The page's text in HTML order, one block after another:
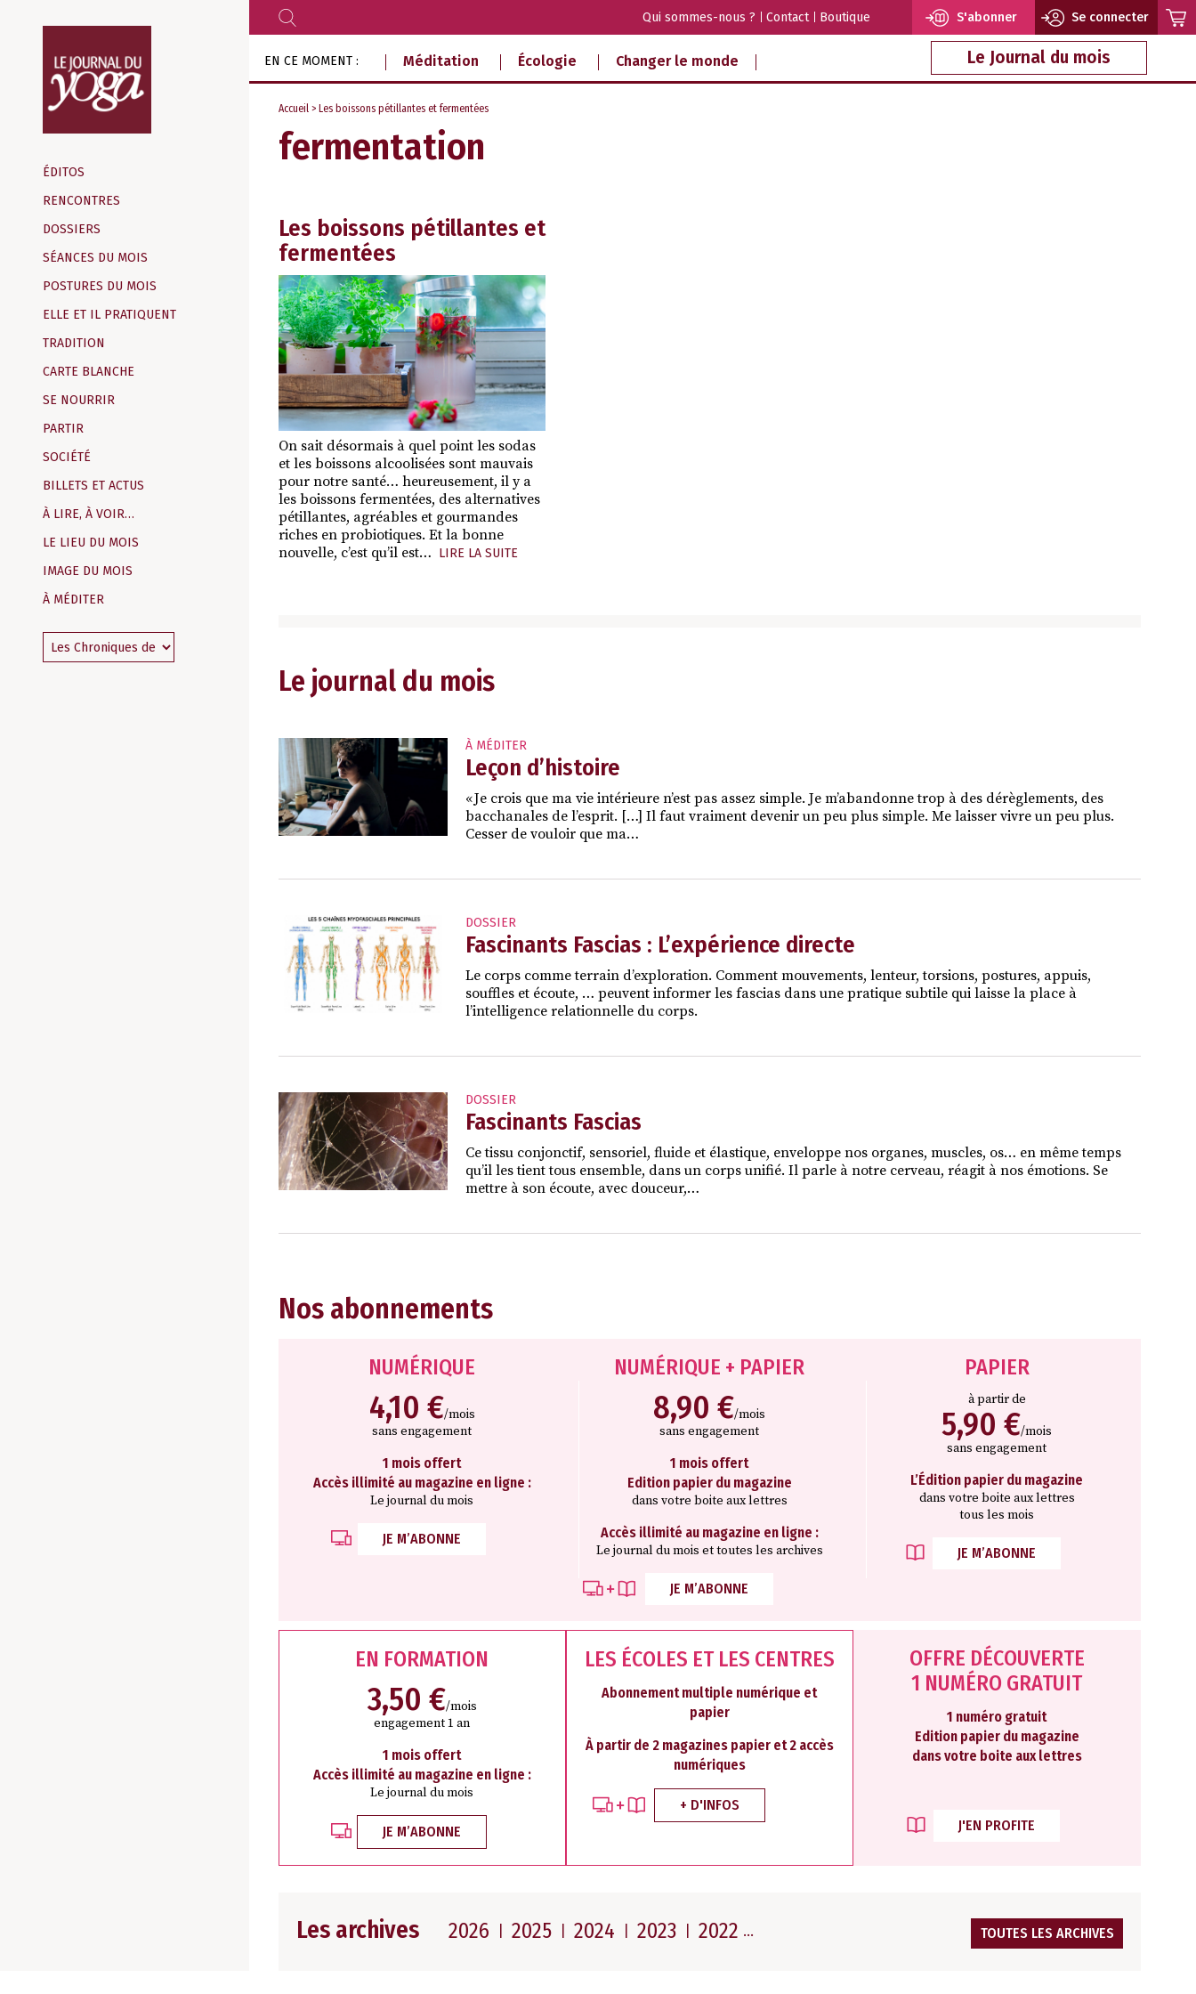
d‘information
indépendant
ÉDITOS
RENCONTRES
DOSSIERS
SÉANCES DU MOIS
POSTURES DU MOIS
ELLE ET IL PRATIQUENT
TRADITION
CARTE BLANCHE
SE NOURRIR
PARTIR
SOCIÉTÉ
BILLETS ET ACTUS
À LIRE, À VOIR…
LE LIEU DU MOIS
IMAGE DU MOIS
À MÉDITER
RECHERCHER Qui sommes-nous ? Contact Boutique S'abonner Se connecter
EN CE MOMENT : Méditation Écologie Changer le monde Le Journal du mois
Accueil > Les boissons pétillantes et fermentées
fermentation
Les boissons pétillantes et
fermentées
On sait désormais à quel point les sodas
et les boissons alcoolisées sont mauvais
pour notre santé… heureusement, il y a
les boissons fermentées, des alternatives
pétillantes, agréables et gourmandes
riches en probiotiques. Et la bonne
nouvelle, c’est qu’il est… LIRE LA SUITE
Le journal du mois
À MÉDITER
Leçon d’histoire
« Je crois que ma vie intérieure n’est pas assez simple. Je m’abandonne trop à des dérèglements, des
bacchanales de l’esprit. […] Il faut vraiment devenir un peu plus simple. Me laisser vivre un peu plus.
Cesser de vouloir que ma…
DOSSIER
Fascinants Fascias : L’expérience directe
Le corps comme terrain d’exploration. Comment mouvements, lenteur, torsions, postures, appuis,
souffles et écoute, … peuvent informer les fascias dans une pratique subtile qui laisse la place à
l’intelligence relationnelle du corps.
DOSSIER
Fascinants Fascias
Ce tissu conjonctif, sensoriel, fluide et élastique, enveloppe nos organes, muscles, os… en même temps
qu’il les tient tous ensemble, dans un corps unifié. Il parle à notre cerveau, réagit à nos émotions. Se
mettre à son écoute, avec douceur,…
Nos abonnements
NUMÉRIQUE
4,10 €/mois
sans engagement
1 mois offert
Accès illimité au magazine en ligne :
Le journal du mois
JE M’ABONNE
NUMÉRIQUE + PAPIER
8,90 €/mois
sans engagement
1 mois offert
Edition papier du magazine
dans votre boite aux lettres
Accès illimité au magazine en ligne :
Le journal du mois et toutes les archives
JE M’ABONNE
PAPIER
à partir de
5,90 €/mois
sans engagement
L’Édition papier du magazine
dans votre boite aux lettres
tous les mois
JE M’ABONNE
EN FORMATION
3,50 €/mois
engagement 1 an
1 mois offert
Accès illimité au magazine en ligne :
Le journal du mois
JE M’ABONNE
LES ÉCOLES ET LES CENTRES
Abonnement multiple numérique et
papier
À partir de 2 magazines papier et 2 accès
numériques
+ D'INFOS
OFFRE DÉCOUVERTE
1 NUMÉRO GRATUIT
1 numéro gratuit
Edition papier du magazine
dans votre boite aux lettres
J'EN PROFITE
Les archives 2026 2025 2024 2023 2022 TOUTES LES ARCHIVES